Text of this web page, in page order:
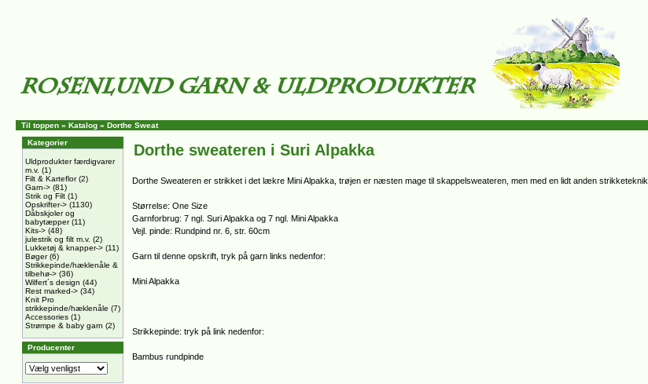
Til toppen » Katalog » Dorthe Sweat
Kategorier
Uldprodukter færdigvarer
m.v. (1)
Filt & Karteflor(2)
Garn-> (81)
Strik og Filt (1)
Opskrifter-> (1130)
Dåbskjoler og
babytæpper(11)
Kits-> (48)
julestrik og filt m.v. (2)
Lukketøj & knapper-> (11)
Bøger(6)
Strikkepinde/hæklenåle &
tilbehø-> (36)
Wilfert´s design (44)
Rest marked-> (34)
Knit Pro
strikkepinde/hæklenåle (7)
Accessories (1)
Strømpe & baby garn (2)
Producenter
Dorthe sweateren i Suri Alpakka
Dorthe Sweateren er strikket i det lækre Mini Alpakka, trøjen er næsten mage til skappelsweateren, men med en lidt anden strikketeknik.
Størrelse: One Size
Garnforbrug: 7 ngl. Suri Alpakka og 7 ngl. Mini Alpakka
Vejl. pinde: Rundpind nr. 6, str. 60cm
Garn til denne opskrift, tryk på garn links nedenfor:
Mini Alpakka
Strikkepinde: tryk på link nedenfor:
Bambus rundpinde